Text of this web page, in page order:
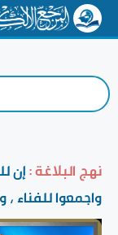
نهج البلاغة :إن
واجمعوا للفناء ،